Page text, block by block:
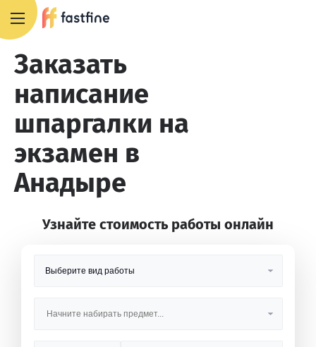
Заказать
написание
шпаргалки на
экзамен в
Анадыре
Узнайте стоимость работы онлайн